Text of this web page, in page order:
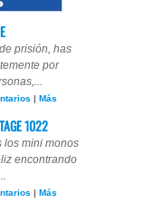
prisión, has
por
| Más
1022
los mini monos
encontrando
| Más